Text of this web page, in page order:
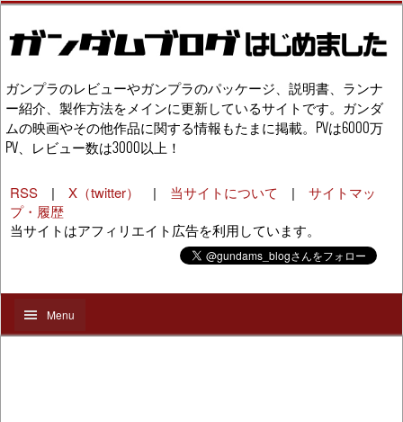
ガンプラのレビューやガンプラのパッケージ、説明書、ランナ
ー紹介、製作方法をメインに更新しているサイトです。ガンダ
ムの映画やその他作品に関する情報もたまに掲載。PVは6000万
PV、レビュー数は3000以上！
RSS | X（twitter） | 当サイトについて | サイトマッ
プ・履歴
当サイトはアフィリエイト広告を利用しています。
Menu